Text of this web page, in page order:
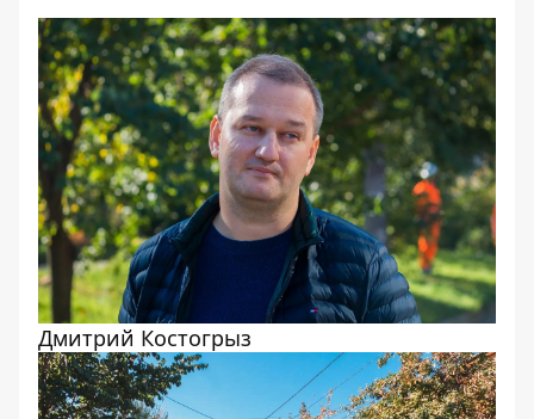
Дмитрий Костогрыз